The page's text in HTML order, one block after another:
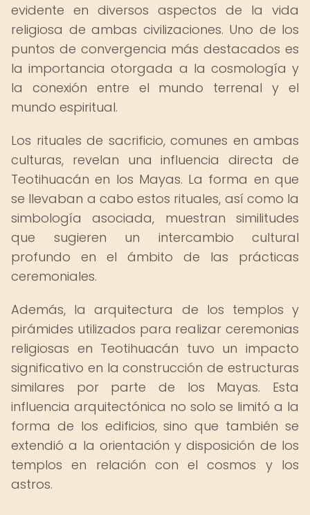
evidente en diversos aspectos de la vida
religiosa de ambas civilizaciones. Uno de los
puntos de convergencia más destacados es
la importancia otorgada a la cosmología y
la conexión entre el mundo terrenal y el
mundo espiritual.
Los rituales de sacrificio, comunes en ambas
culturas, revelan una influencia directa de
Teotihuacán en los Mayas. La forma en que
se llevaban a cabo estos rituales, así como la
simbología asociada, muestran similitudes
que sugieren un intercambio cultural
profundo en el ámbito de las prácticas
ceremoniales.
Además, la arquitectura de los templos y
pirámides utilizados para realizar ceremonias
religiosas en Teotihuacán tuvo un impacto
significativo en la construcción de estructuras
similares por parte de los Mayas. Esta
influencia arquitectónica no solo se limitó a la
forma de los edificios, sino que también se
extendió a la orientación y disposición de los
templos en relación con el cosmos y los
astros.